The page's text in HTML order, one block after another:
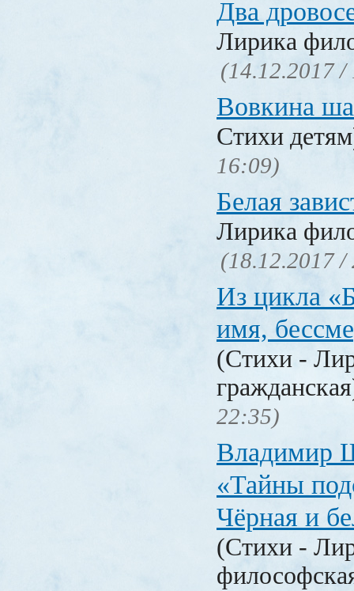
Два
Лирика
(14.12.2017 /
Вовкина
Стихи
16:09)
Белая
Лирика
(18.12.2017 /
Из цикла
имя,
(Стихи -
22:35)
Владимир
«Тайны
Чёрная и
(Стихи -